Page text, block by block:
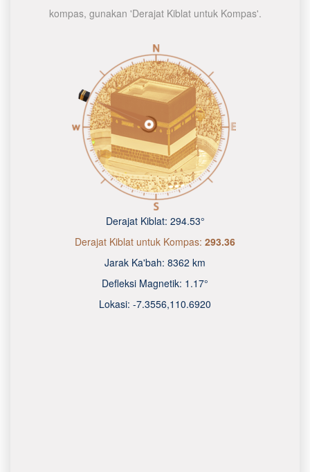
kompas, gunakan 'Derajat Kiblat untuk Kompas'.
Derajat Kiblat: 294.53°
Derajat Kiblat untuk Kompas: 293.36
Jarak Ka'bah: 8362 km
Defleksi Magnetik: 1.17°
Lokasi: -7.3556,110.6920